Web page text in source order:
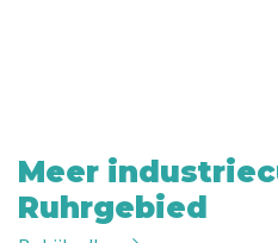
Meer
Ruhrgebied